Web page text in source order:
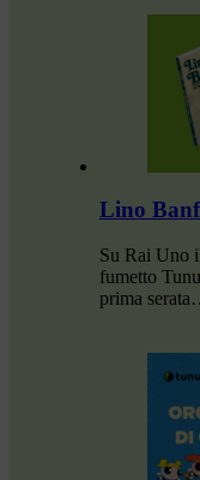
Lino
Su Rai Uno
fumetto
prima